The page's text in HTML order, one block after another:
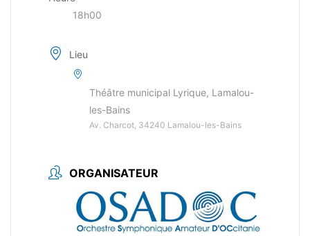
18h00
Lieu
Théâtre municipal Lyrique, Lamalou-
les-Bains
Av. Charcot, 34240 Lamalou-les-Bains
ORGANISATEUR